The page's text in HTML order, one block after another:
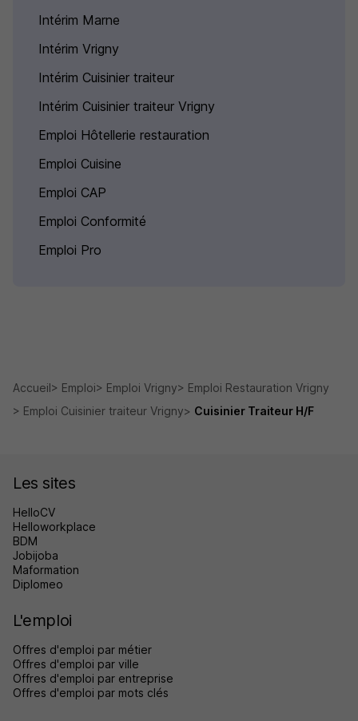
Intérim Marne
Intérim Vrigny
Intérim Cuisinier traiteur
Intérim Cuisinier traiteur Vrigny
Emploi Hôtellerie restauration
Emploi Cuisine
Emploi CAP
Emploi Conformité
Emploi Pro
Accueil Emploi Emploi Vrigny
Emploi Restauration Vrigny
Emploi Cuisinier traiteur Vrigny
Cuisinier Traiteur H/F
Les sites
HelloCV
Helloworkplace
BDM
Jobijoba
Maformation
Diplomeo
L'emploi
Offres d'emploi par métier
Offres d'emploi par ville
Offres d'emploi par entreprise
Offres d'emploi par mots clés